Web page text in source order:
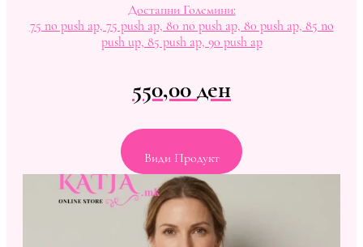
Достапни Големини:
75 no push ap, 75 push ap, 80 no push ap, 80 push ap, 85 no
push up, 85 push ap, 90 push ap
550,00ден
Види Продукт